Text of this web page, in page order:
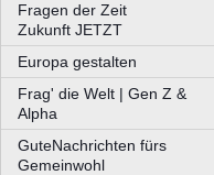
Fragen der Zeit
Zukunft JETZT
Europa gestalten
Frag' die Welt | Gen Z &
Alpha
GuteNachrichten fürs
Gemeinwohl